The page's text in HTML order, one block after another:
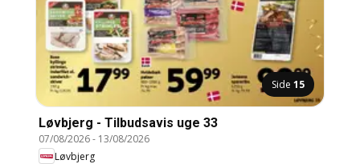
Side 15
Løvbjerg - Tilbudsavis uge 33
07/08/2026- 13/08/2026
Løvbjerg